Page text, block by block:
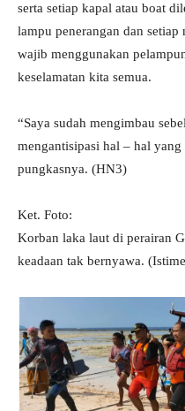
serta setiap kapal atau boat
lampu penerangan dan
wajib menggunakan
keselamatan kita semua.
“Saya sudah mengimbau
mengantisipasi hal – hal
pungkasnya. (HN3)
Ket. Foto:
Korban laka laut di perairan
keadaan tak bernyawa.